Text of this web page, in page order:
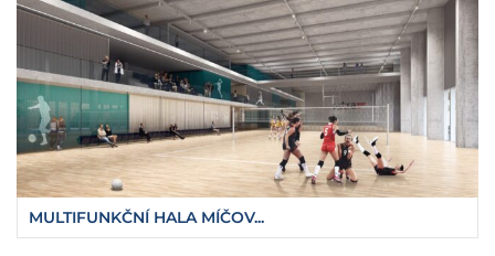
MULTIFUNKČNÍ HALA MÍČOV...